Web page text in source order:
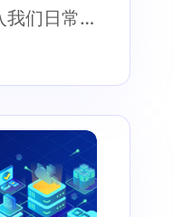
我们日常
也正在
。